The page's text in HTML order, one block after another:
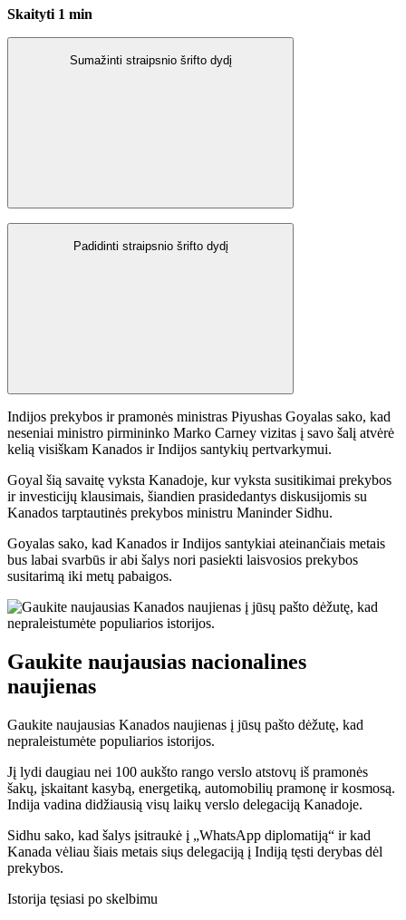
Skaityti 1 min
Sumažinti straipsnio šrifto dydį
Padidinti straipsnio šrifto dydį
Indijos prekybos ir pramonės ministras Piyushas Goyalas sako, kad
neseniai ministro pirmininko Marko Carney vizitas į savo šalį atvėrė
kelią visiškam Kanados ir Indijos santykių pertvarkymui.
Goyal šią savaitę vyksta Kanadoje, kur vyksta susitikimai prekybos
ir investicijų klausimais, šiandien prasidedantys diskusijomis su
Kanados tarptautinės prekybos ministru Maninder Sidhu.
Goyalas sako, kad Kanados ir Indijos santykiai ateinančiais metais
bus labai svarbūs ir abi šalys nori pasiekti laisvosios prekybos
susitarimą iki metų pabaigos.
Gaukite naujausias nacionalines
naujienas
Gaukite naujausias Kanados naujienas į jūsų pašto dėžutę, kad
nepraleistumėte populiarios istorijos.
Jį lydi daugiau nei 100 aukšto rango verslo atstovų iš pramonės
šakų, įskaitant kasybą, energetiką, automobilių pramonę ir kosmosą.
Indija vadina didžiausią visų laikų verslo delegaciją Kanadoje.
Sidhu sako, kad šalys įsitraukė į „WhatsApp diplomatiją“ ir kad
Kanada vėliau šiais metais siųs delegaciją į Indiją tęsti derybas dėl
prekybos.
Istorija tęsiasi po skelbimu